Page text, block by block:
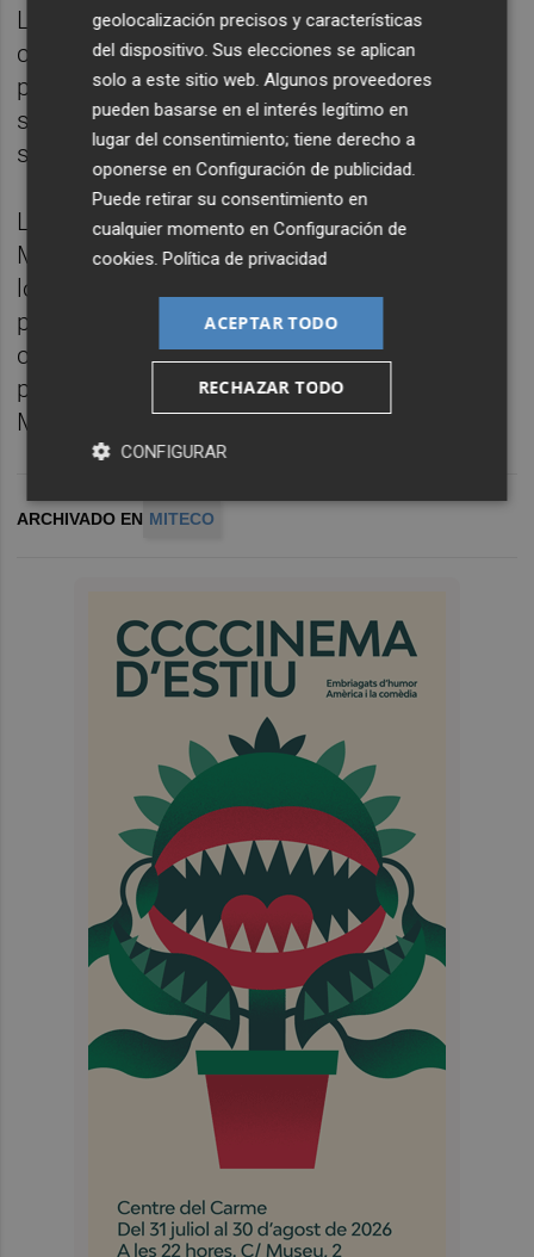
Los alcaldes han destacado también en su
carta la urgencia de iniciar las obras para
poner en marcha más de cien medidas
sociales y económicas que beneficiarán a
sus vecinos.
Los responsables municipales solicitan al
Miteco que actúe urgentemente y resuelva
los recursos administrativos pendientes,
permitiendo así que el proyecto avance
conforme a la legalidad y que sus beneficios
puedan empezar a materializarse para el
Maestrazgo.
ARCHIVADO EN MITECO
geolocalización precisos y características
del dispositivo. Sus elecciones se aplican
solo a este sitio web. Algunos proveedores
pueden basarse en el interés legítimo en
lugar del consentimiento; tiene derecho a
oponerse enConfiguración de publicidad
Puede retirar su consentimiento en
cualquier momento enConfiguración de
cookies .Política de privacidad
ACEPTAR TODO
RECHAZAR TODO
CONFIGURAR